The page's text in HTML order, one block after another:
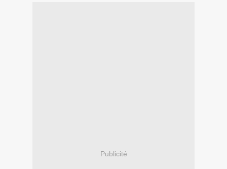
Publicité